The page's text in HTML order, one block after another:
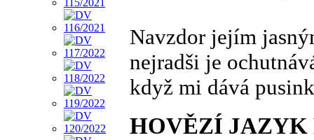
Navzdor jejím
nejradši je
když mi dává
HOVĚZÍ JAZYK